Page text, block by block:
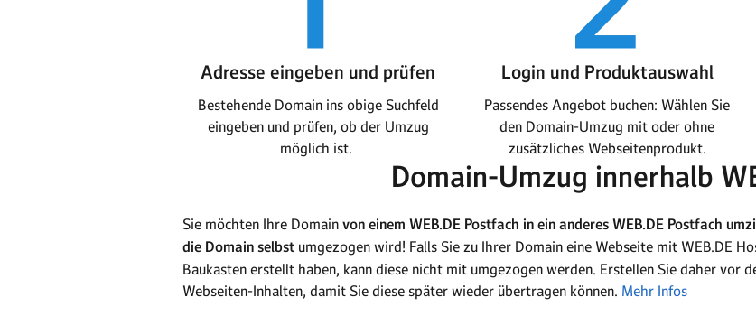
Adresse eingeben und prüfen
Bestehende Domain ins obige Suchfeld
eingeben und prüfen, ob der Umzug
möglich ist.
Login und Produktauswahl
Passendes Angebot buchen: Wählen Sie
den Domain-Umzug mit oder ohne
zusätzliches Webseitenprodukt.
Domain-Umzug innerhalb
Sie möchten Ihre Domain von einem WEB.DE Postfach in ein anderes WEB.DE Postfach
die Domain selbst umgezogen wird! Falls Sie zu Ihrer Domain eine Webseite mit WEB.DE
Baukasten erstellt haben, kann diese nicht mit umgezogen werden. Erstellen Sie daher vor
Webseiten-Inhalten, damit Sie diese später wieder übertragen können. Mehr Infos